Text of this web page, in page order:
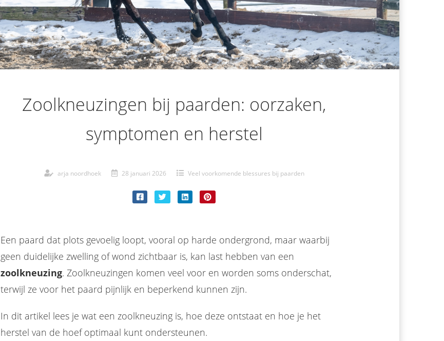
Zoolkneuzingen bij paarden: oorzaken,
symptomen en herstel
arja noordhoek 28 januari 2026 Veel voorkomende blessures bij paarden
Een paard dat plots gevoelig loopt, vooral op harde ondergrond, maar waarbij
geen duidelijke zwelling of wond zichtbaar is, kan last hebben van een
zoolkneuzing. Zoolkneuzingen komen veel voor en worden soms onderschat,
terwijl ze voor het paard pijnlijk en beperkend kunnen zijn.
In dit artikel lees je wat een zoolkneuzing is, hoe deze ontstaat en hoe je het
herstel van de hoef optimaal kunt ondersteunen.